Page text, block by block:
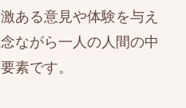
ある意見や体験を与え
ながら一人の人間の中
素です。